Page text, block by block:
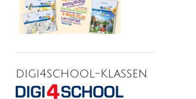
digi4school-Klassen